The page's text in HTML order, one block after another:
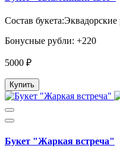
Состав
Бонусные рубли: +220
5000 ₽
Купить
Букет "Жаркая встреча"